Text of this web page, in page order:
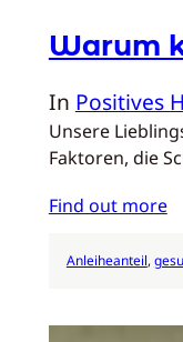
Warum
In Positives
Unsere
Faktoren, die
Find out more
Anleiheanteil,